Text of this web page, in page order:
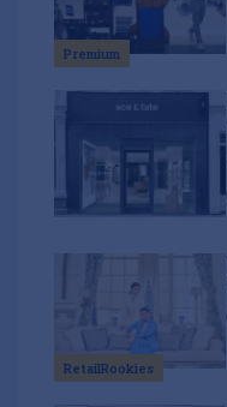
Premium
RetailRookies